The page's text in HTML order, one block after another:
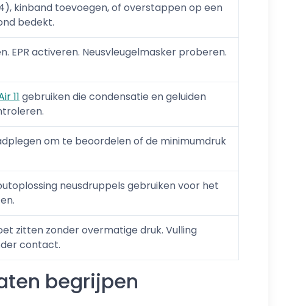
kinband toevoegen, of overstappen op een
bedekt.
EPR activeren. Neusvleugelmasker proberen.
11 gebruiken die condensatie en geluiden
om te beoordelen of de minimumdruk
neusdruppels gebruiken voor het
zitten zonder overmatige druk. Vulling
contact.
begrijpen